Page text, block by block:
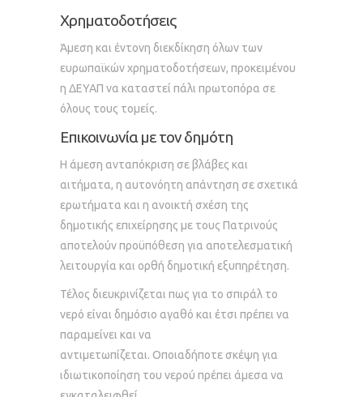
Χρηματοδοτήσεις
Άμεση και έντονη διεκδίκηση όλων των
ευρωπαϊκών χρηματοδοτήσεων, προκειμένου
η ΔΕΥΑΠ να καταστεί πάλι πρωτοπόρα σε
όλους τους τομείς.
Επικοινωνία με τον δημότη
Η άμεση ανταπόκριση σε βλάβες και
αιτήματα, η αυτονόητη απάντηση σε σχετικά
ερωτήματα και η ανοικτή σχέση της
δημοτικής επιχείρησης με τους Πατρινούς
αποτελούν προϋπόθεση για αποτελεσματική
λειτουργία και ορθή δημοτική εξυπηρέτηση.
Τέλος διευκρινίζεται πως για το σπιράλ το
νερό είναι δημόσιο αγαθό και έτσι πρέπει να
παραμείνει και να
αντιμετωπίζεται. Οποιαδήποτε σκέψη για
ιδιωτικοποίηση του νερού πρέπει άμεσα να